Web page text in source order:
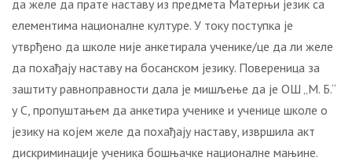
да желе да прате наставу из предмета Матерњи језик са
елементима националне културе. У току поступка је
утврђено да школе није анкетирала ученике/це да ли желе
да похађају наставу на босанском језику. Повереница за
заштиту равноправности дала је мишљење да је ОШ „М. Б.“
у С, пропуштањем да анкетира ученике и ученице школе о
језику на којем желе да похађају наставу, извршила акт
дискриминације ученика бошњачке националне мањине.